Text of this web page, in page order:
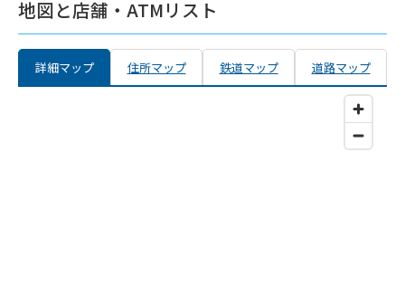
地図と店舗・ATMリスト
詳細マップ 住所マップ 鉄道マップ 道路マップ